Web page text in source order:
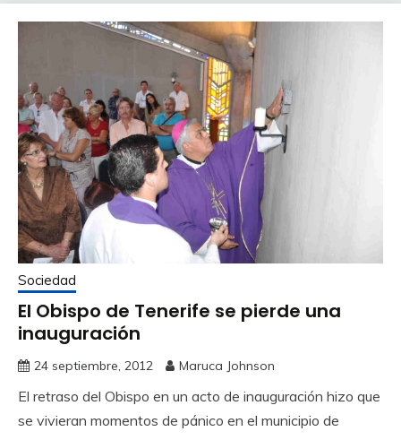
Sociedad
El Obispo de Tenerife se pierde una
inauguración
24 septiembre, 2012 Maruca Johnson
El retraso del Obispo en un acto de inauguración hizo que
se vivieran momentos de pánico en el municipio de